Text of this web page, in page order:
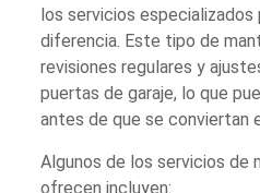
los servicios especializados
diferencia. Este tipo de
revisiones regulares y
puertas de garaje, lo que
antes de que se conviertan
Algunos de los servicios de
ofrecen incluyen: